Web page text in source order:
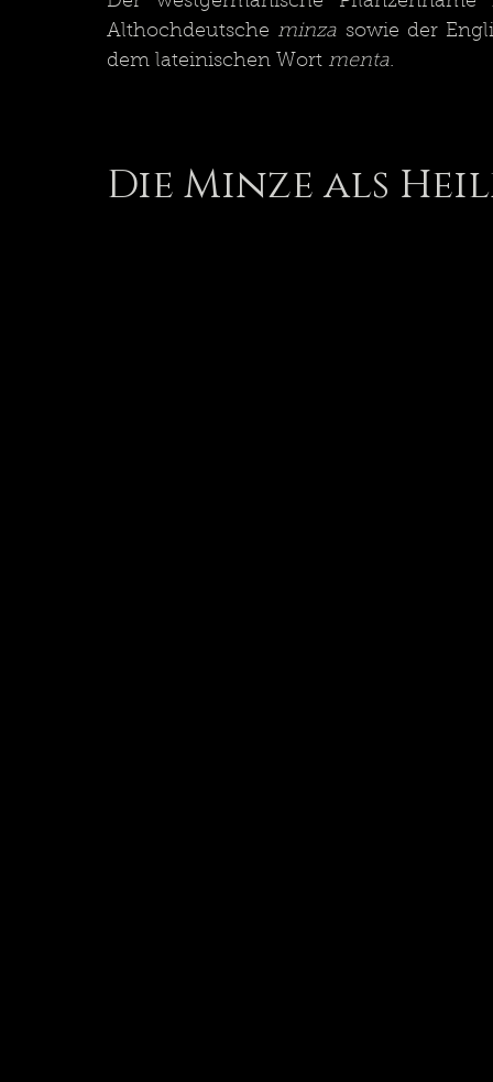
Althochdeutsche minza sowie der
dem lateinischen Wort menta.
Die Minze als